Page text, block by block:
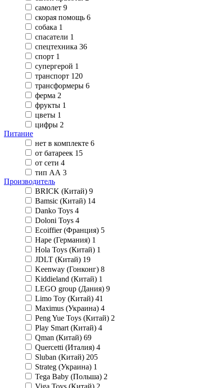
самолет 9
скорая помощь 6
собака 1
спасатели 1
спецтехника 36
спорт 1
супергерой 1
транспорт 120
трансформеры 6
ферма 2
фрукты 1
цветы 1
цифры 2
Питание
нет в комплекте 6
от батареек 15
от сети 4
тип АА 3
Производитель
BRICK (Китай) 9
Bamsic (Китай) 14
Danko Toys 4
Doloni Toys 4
Ecoiffier (Франция) 5
Hape (Германия) 1
Hola Toys (Китай) 1
JDLT (Китай) 19
Keenway (Гонконг) 8
Kiddieland (Китай) 1
LEGO group (Дания) 9
Limo Toy (Китай) 41
Maximus (Украина) 4
Peng Yue Toys (Китай) 2
Play Smart (Китай) 4
Qman (Китай) 69
Quercetti (Италия) 4
Sluban (Китай) 205
Strateg (Украина) 1
Tega Baby (Польша) 2
Viga Toys (Китай) 2